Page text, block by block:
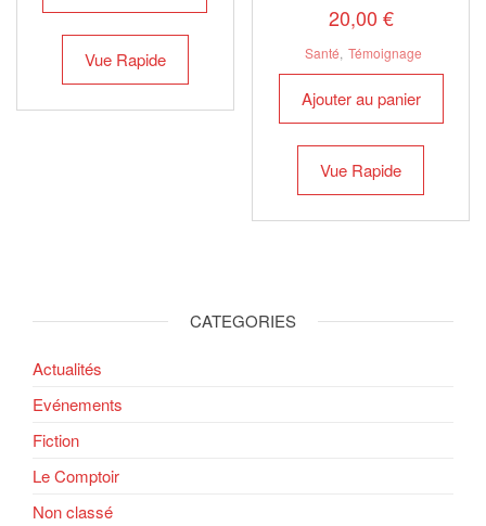
Vue Rapide
20,00 €
Santé, Témoignage
Ajouter au panier
Vue Rapide
CATEGORIES
Actualités
Evénements
Fiction
Le Comptoir
Non classé